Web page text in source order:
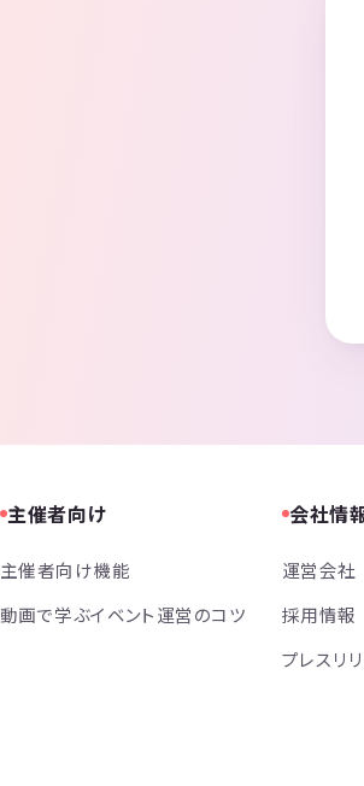
主催者向け
主催者向け機能
動画で学ぶイベント運営のコツ
会社情
運営会社
採用情報
プレスリ